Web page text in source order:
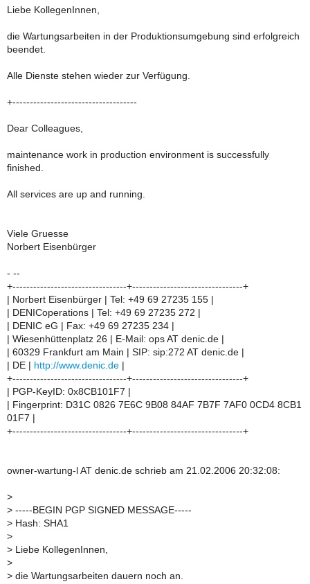
Liebe KollegenInnen,
die Wartungsarbeiten in der Produktionsumgebung sind erfolgreich
beendet.
Alle Dienste stehen wieder zur Verfügung.
+------------------------------------
Dear Colleagues,
maintenance work in production environment is successfully
finished.
All services are up and running.
Viele Gruesse
Norbert Eisenbürger
- --
+---------------------------------+--------------------------------+
| Norbert Eisenbürger | Tel: +49 69 27235 155 |
| DENICoperations | Tel: +49 69 27235 272 |
| DENIC eG | Fax: +49 69 27235 234 |
| Wiesenhüttenplatz 26 | E-Mail: ops AT denic.de |
| 60329 Frankfurt am Main | SIP: sip:272 AT denic.de |
| DE |
http://www.denic.de
+---------------------------------+--------------------------------+
| PGP-KeyID: 0x8CB101F7 |
| Fingerprint: D31C 0826 7E6C 9B08 84AF 7B7F 7AF0 0CD4 8CB1
01F7 |
+---------------------------------+--------------------------------+
owner-wartung-l AT denic.de schrieb am 21.02.2006 20:32:08:
>
> -----BEGIN PGP SIGNED MESSAGE-----
> Hash: SHA1
>
> Liebe KollegenInnen,
>
> die Wartungsarbeiten dauern noch an.